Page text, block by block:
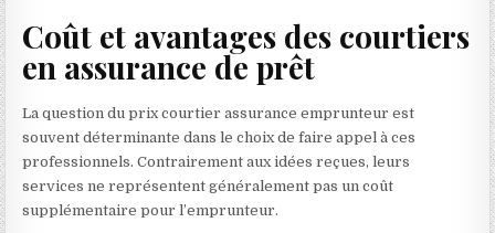
Coût et avantages des courtiers
en assurance de prêt
La question du prix courtier assurance emprunteur est
souvent déterminante dans le choix de faire appel à ces
professionnels. Contrairement aux idées reçues, leurs
services ne représentent généralement pas un coût
supplémentaire pour l’emprunteur.